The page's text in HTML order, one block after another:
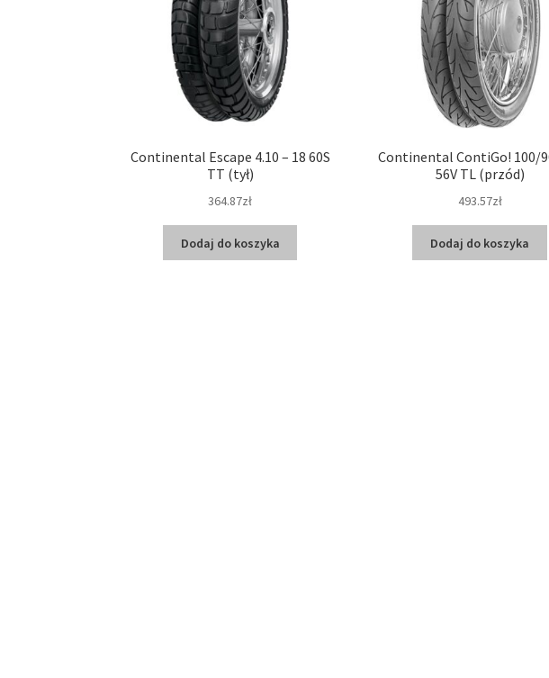
Continental Escape 4.10 – 18 60S
TT (tył)
364.87zł
Dodaj do koszyka
Continental ContiGo! 100/
56V TL (przód)
493.57zł
Dodaj do koszyka